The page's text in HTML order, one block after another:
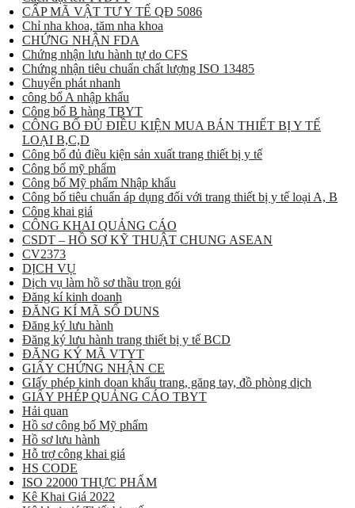
CẤP MÃ VẬT TƯ Y TẾ QĐ 5086
Chỉ nha khoa, tăm nha khoa
CHỨNG NHẬN FDA
Chứng nhận lưu hành tự do CFS
Chứng nhận tiêu chuẩn chất lượng ISO 13485
Chuyển phát nhanh
công bố A nhập khẩu
Công bố B hàng TBYT
CÔNG BỐ ĐỦ ĐIỀU KIỆN MUA BÁN THIẾT BỊ Y TẾ
LOẠI B,C,D
Công bố đủ điều kiện sản xuất trang thiết bị y tế
Công bố mỹ phẩm
Công bố Mỹ phẩm Nhập khẩu
Công bố tiêu chuẩn áp dụng đối với trang thiết bị y tế loại A, B
Công khai giá
CÔNG KHAI QUẢNG CÁO
CSDT – HỒ SƠ KỸ THUẬT CHUNG ASEAN
CV2373
DỊCH VỤ
Dịch vụ làm hồ sơ thầu trọn gói
Đăng kí kinh doanh
ĐĂNG KÍ MÃ SỐ DUNS
Đăng ký lưu hành
Đăng ký lưu hành trang thiết bị y tế BCD
ĐĂNG KÝ MÃ VTYT
GIẤY CHỨNG NHẬN CE
GIấy phép kinh doan khẩu trang, găng tay, đồ phòng dịch
GIẤY PHÉP QUẢNG CÁO TBYT
Hải quan
Hồ sơ công bố Mỹ phẩm
Hồ sơ lưu hành
Hỗ trợ công khai giá
HS CODE
ISO 22000 THỰC PHẨM
Kê Khai Giá 2022